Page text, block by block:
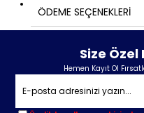
ÖDEME SEÇENEKLERI
Size
Hemen Kayıt Ol